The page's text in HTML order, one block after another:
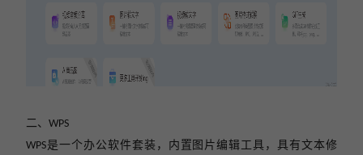
二 、 WPS
WPS是一个 办公软件套装，内置图片编辑工具，具有文本修